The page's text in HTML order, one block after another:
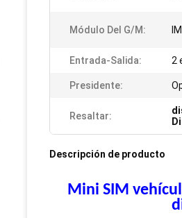
Módulo Del G/M:
Entrada-Salida: 2
Presidente:
Resaltar:
Descripción de producto
Mini SIM